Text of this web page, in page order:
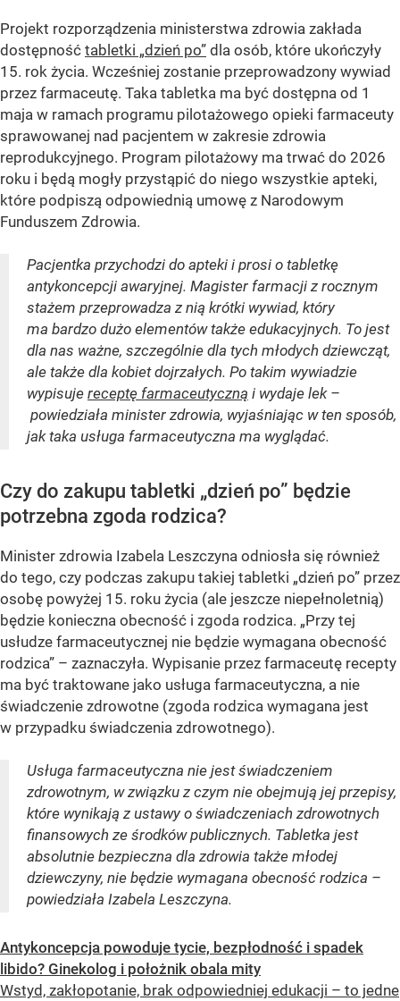
Projekt rozporządzenia ministerstwa zdrowia zakłada
dostępność tabletki „dzień po” dla osób, które ukończyły
15. rok życia. Wcześniej zostanie przeprowadzony wywiad
przez farmaceutę. Taka tabletka ma być dostępna od 1
maja w ramach programu pilotażowego opieki farmaceuty
sprawowanej nad pacjentem w zakresie zdrowia
reprodukcyjnego. Program pilotażowy ma trwać do 2026
roku i będą mogły przystąpić do niego wszystkie apteki,
które podpiszą odpowiednią umowę z Narodowym
Funduszem Zdrowia.
Pacjentka przychodzi do apteki i prosi o tabletkę
antykoncepcji awaryjnej. Magister farmacji z rocznym
stażem przeprowadza z nią krótki wywiad, który
ma bardzo dużo elementów także edukacyjnych. To jest
dla nas ważne, szczególnie dla tych młodych dziewcząt,
ale także dla kobiet dojrzałych. Po takim wywiadzie
wypisuje receptę farmaceutyczną i wydaje lek –
powiedziała minister zdrowia, wyjaśniając w ten sposób,
jak taka usługa farmaceutyczna ma wyglądać.
Czy do zakupu tabletki „dzień po” będzie
potrzebna zgoda rodzica?
Minister zdrowia Izabela Leszczyna odniosła się również
do tego, czy podczas zakupu takiej tabletki „dzień po” przez
osobę powyżej 15. roku życia (ale jeszcze niepełnoletnią)
będzie konieczna obecność i zgoda rodzica. „Przy tej
usłudze farmaceutycznej nie będzie wymagana obecność
rodzica” – zaznaczyła. Wypisanie przez farmaceutę recepty
ma być traktowane jako usługa farmaceutyczna, a nie
świadczenie zdrowotne (zgoda rodzica wymagana jest
w przypadku świadczenia zdrowotnego).
Usługa farmaceutyczna nie jest świadczeniem
zdrowotnym, w związku z czym nie obejmują jej przepisy,
które wynikają z ustawy o świadczeniach zdrowotnych
finansowych ze środków publicznych. Tabletka jest
absolutnie bezpieczna dla zdrowia także młodej
dziewczyny, nie będzie wymagana obecność rodzica –
powiedziała Izabela Leszczyna.
Antykoncepcja powoduje tycie, bezpłodność i spadek
libido? Ginekolog i położnik obala mity
Wstyd, zakłopotanie, brak odpowiedniej edukacji – to jedne